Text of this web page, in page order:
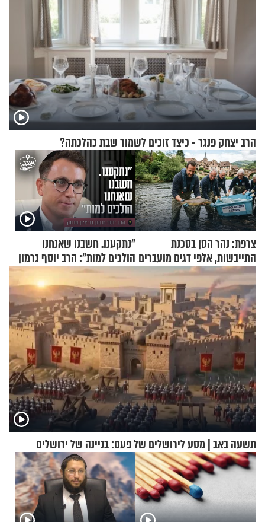
הרב יצחק פנגר - כיצד זוכים לשמור שבת כהלכתה?
צרפת: נהר הסן בסכנת
התייבשות, אלפי דגים מועברים
במבצעי חילוץ
"נתקענו. חשבנו שאנחנו
הולכים למות": הרב יוסף גרמון
בריאיון מרתק
תשעה באב | מסע לירושלים של פעם: בניינה של ירושלים